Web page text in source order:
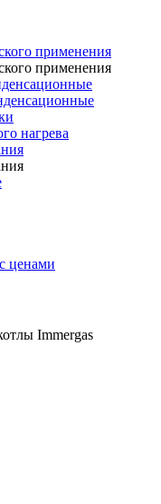
применения
применения
нагрева
ценами
Immergas